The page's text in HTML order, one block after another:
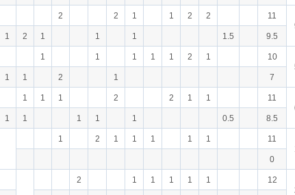
2 2 1 1 2 2
11
1 2 1 1 1 1.5 9.5
1 1 1 1 1 2 1
10
1 1 2 1 7
1 1 1 2 2 1 1
11
1 1 1 1 1 0.5 8.5
1 2 1 1 1 1 1
11
0
2 1 1 1 1 1
12